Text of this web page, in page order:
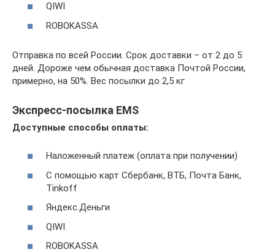
QIWI
ROBOKASSA
Отправка по всей России. Срок доставки – от 2 до 5
дней. Дороже чем обычная доставка Почтой России,
примерно, на 50%. Вес посылки до 2,5 кг
Экспресс-посылка EMS
Доступные способы оплаты:
Наложенный платеж (оплата при получении)
С помощью карт Сбербанк, ВТБ, Почта Банк,
Tinkoff
Яндекс.Деньги
QIWI
ROBOKASSA